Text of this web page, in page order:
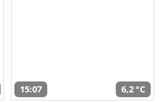
15:07 6,2 °C